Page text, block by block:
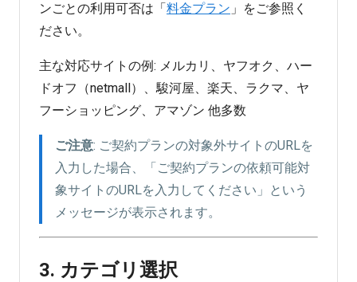
ンごとの利用可否は「料金プラン 」をご参照く
ださい。
主な対応サイトの例: メルカリ、ヤフオク、ハー
ドオフ（netmall）、駿河屋、楽天、ラクマ、ヤ
フーショッピング、アマゾン 他多数
ご注意: ご契約プランの対象外サイトのURLを
入力した場合、「ご契約プランの依頼可能対
象サイトのURLを入力してください」という
メッセージが表示されます。
3. カテゴリ選択